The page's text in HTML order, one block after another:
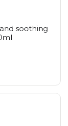
soothing